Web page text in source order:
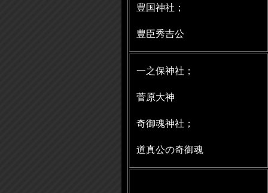
豊国神社；
豊臣秀吉公
一之保神社；
菅原大神
奇御魂神社；
道真公の奇御魂